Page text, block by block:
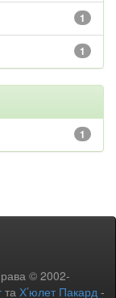
1
1
1
© 2002-
та Х’юлет Пакард -